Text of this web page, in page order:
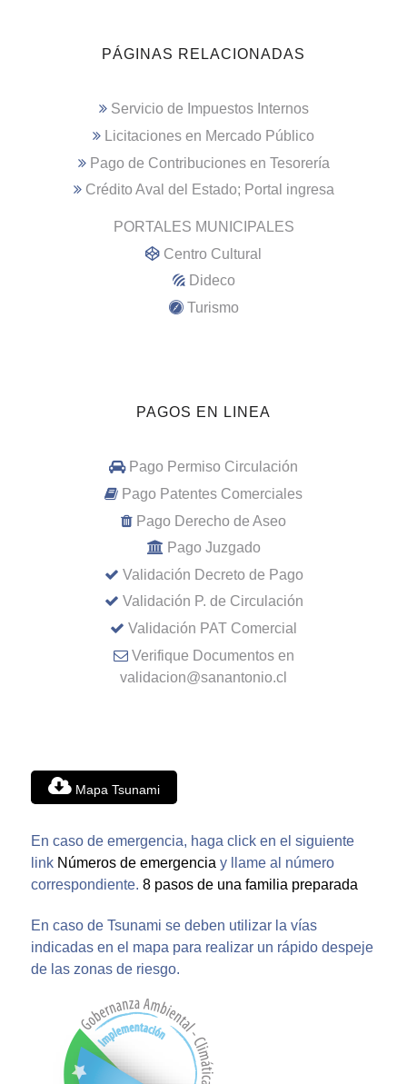
PÁGINAS RELACIONADAS
Servicio de Impuestos Internos
Licitaciones en Mercado Público
Pago de Contribuciones en Tesorería
Crédito Aval del Estado; Portal ingresa
PORTALES MUNICIPALES
Centro Cultural
Dideco
Turismo
PAGOS EN LINEA
Pago Permiso Circulación
Pago Patentes Comerciales
Pago Derecho de Aseo
Pago Juzgado
Validación Decreto de Pago
Validación P. de Circulación
Validación PAT Comercial
Verifique Documentos en
validacion@sanantonio.cl
Mapa Tsunami
En caso de emergencia, haga click en el siguiente
link Números de emergencia y llame al número
correspondiente. 8 pasos de una familia preparada
En caso de Tsunami se deben utilizar la vías
indicadas en el mapa para realizar un rápido despeje
de las zonas de riesgo.